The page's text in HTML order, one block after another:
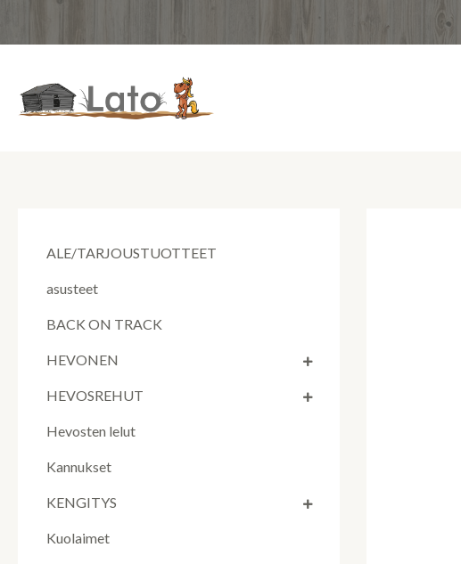
ALE/TARJOUSTUOTTEET
asusteet
BACK ON TRACK
HEVONEN
HEVOSREHUT
Hevosten lelut
Kannukset
KENGITYS
Kuolaimet